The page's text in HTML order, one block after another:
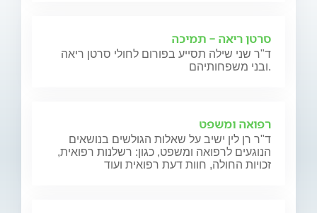
סרטן ריאה - תמיכה
ד"ר שני שילה תסייע בפורום לחולי סרטן ריאה
ובני משפחותיהם.
רפואה ומשפט
ד"ר רן לין ישיב על שאלות הגולשים בנושאים
הנוגעים לרפואה ומשפט, כגון: רשלנות רפואית,
זכויות החולה, חוות דעת רפואית ועוד